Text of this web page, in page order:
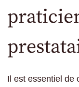
Il est essentiel de